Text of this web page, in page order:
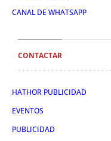
CANAL DE WHATSAPP
CONTACTAR
HATHOR PUBLICIDAD
EVENTOS
PUBLICIDAD